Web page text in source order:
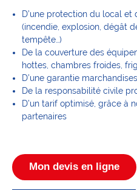
D’une protection du local
(incendie, explosion, dégât
tempête…)
De la couverture des
hottes, chambres froides,
D’une garantie
De la responsabilité civile
D’un tarif optimisé, grâce à
partenaires
Mon devis en ligne